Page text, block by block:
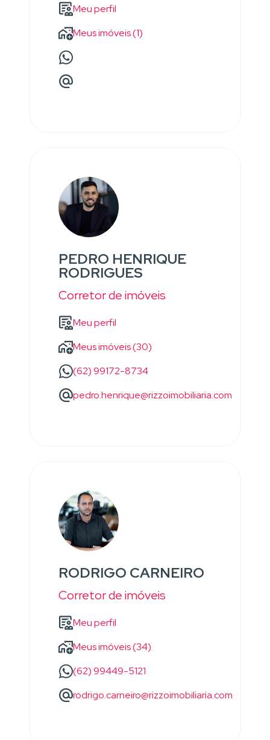
Meu perfil
Meus imóveis (1)
PEDRO HENRIQUE
RODRIGUES
Corretor de imóveis
Meu perfil
Meus imóveis (30)
(62) 99172-8734
pedro.henrique@rizzoimobiliaria.com
RODRIGO CARNEIRO
Corretor de imóveis
Meu perfil
Meus imóveis (34)
(62) 99449-5121
rodrigo.carneiro@rizzoimobiliaria.com